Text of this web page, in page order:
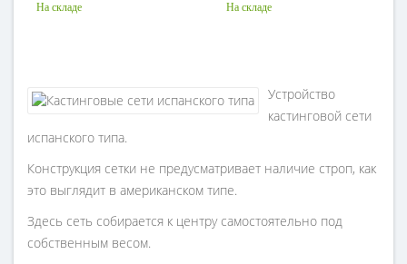
На складе На складе
Устройство
кастинговой сети
испанского типа.
Конструкция сетки не предусматривает наличие строп, как
это выглядит в американском типе.
Здесь сеть собирается к центру самостоятельно под
собственным весом.